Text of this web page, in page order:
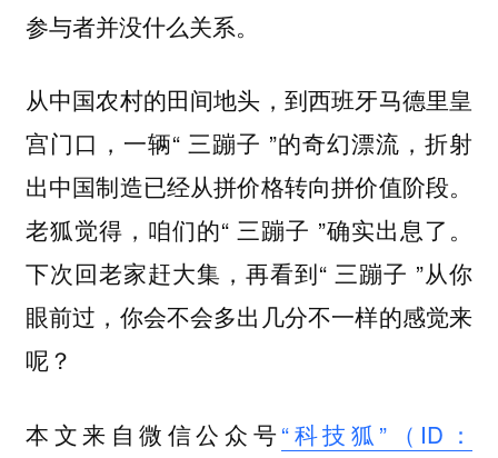
参与者并没什么关系。
从中国农村的田间地头，到西班牙马德里皇
宫门口，一辆“ 三蹦子 ”的奇幻漂流，折射
出中国制造已经从拼价格转向拼价值阶段。
老狐觉得，咱们的“ 三蹦子 ”确实出息了。
下次回老家赶大集，再看到“ 三蹦子 ”从你
眼前过，你会不会多出几分不一样的感觉来
呢？
本文来自微信公众号“科技狐”（ID：